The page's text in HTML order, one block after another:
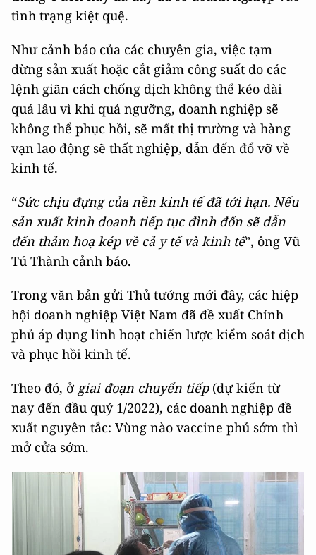
tình trạng kiệt quệ.
Như cảnh báo của các chuyên gia, việc tạm
dừng sản xuất hoặc cắt giảm công suất do các
lệnh giãn cách chống dịch không thể kéo dài
quá lâu vì khi quá ngưỡng, doanh nghiệp sẽ
không thể phục hồi, sẽ mất thị trường và hàng
vạn lao động sẽ thất nghiệp, dẫn đến đổ vỡ về
kinh tế.
“Sức chịu đựng của nền kinh tế đã tới hạn. Nếu
sản xuất kinh doanh tiếp tục đình đốn sẽ dẫn
đến thảm hoạ kép về cả y tế và kinh tế”, ông Vũ
Tú Thành cảnh báo.
Trong văn bản gửi Thủ tướng mới đây, các hiệp
hội doanh nghiệp Việt Nam đã đề xuất Chính
phủ áp dụng linh hoạt chiến lược kiểm soát dịch
và phục hồi kinh tế.
Theo đó, ở giai đoạn chuyển tiếp(dự kiến từ
nay đến đầu quý 1/2022), các doanh nghiệp đề
xuất nguyên tắc: Vùng nào vaccine phủ sớm thì
mở cửa sớm.